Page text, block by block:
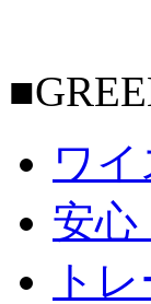
ワ
安心
ト